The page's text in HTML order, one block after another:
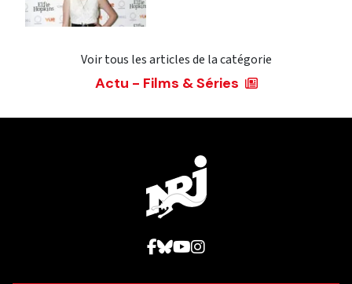
Voir tous les articles de la catégorie
Actu - Films & Séries